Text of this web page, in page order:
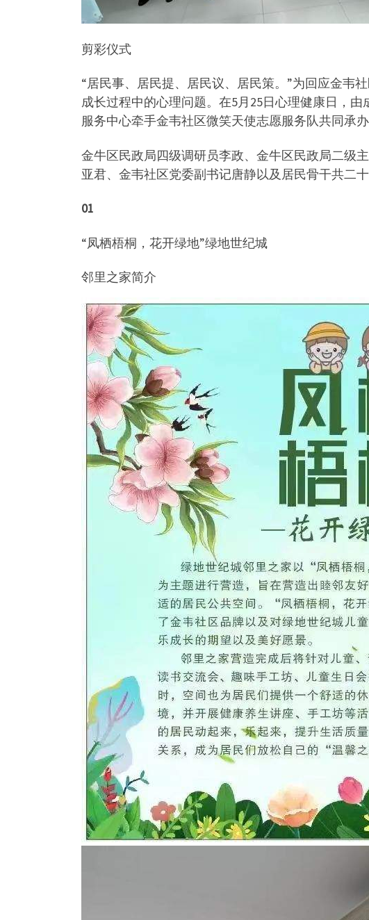
剪彩仪式
“居民事、居民提、居民议、居民策。”为回应金韦
成长过程中的心理问题。在5月25日心理健康日，
服务中心牵手金韦社区微笑天使志愿服务队共同承
金牛区民政局四级调研员李政、金牛区民政局二级
亚君、金韦社区党委副书记唐静以及居民骨干共二十
01
“凤栖梧桐，花开绿地”绿地世纪城
邻里之家简介